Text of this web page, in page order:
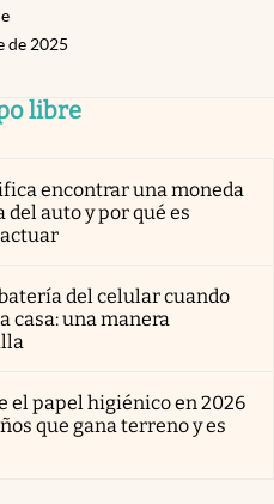
de 2025
libre
encontrar una moneda
auto y por qué es
del celular cuando
casa: una manera
el papel higiénico en 2026
que gana terreno y es